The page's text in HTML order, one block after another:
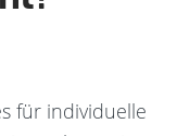
für individuelle